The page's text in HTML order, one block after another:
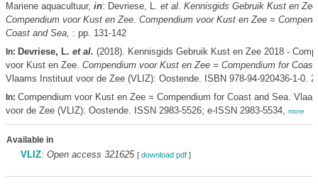
Mariene aquacultuur, in: Devriese, L. et al. Kennisgids Gebruik Kust en
Compendium voor Kust en Zee. Compendium voor Kust en Zee =
Coast and Sea, : pp. 131-142
In: Devriese, L. et al. (2018). Kennisgids Gebruik Kust en Zee 2018 -
voor Kust en Zee. Compendium voor Kust en Zee = Compendium for Coast
Vlaams Instituut voor de Zee (VLIZ): Oostende. ISBN 978-94-920436-1-0.
In: Compendium voor Kust en Zee = Compendium for Coast and Sea.
voor de Zee (VLIZ): Oostende. ISSN 2983-5526; e-ISSN 2983-5534, more
Available in
VLIZ: Open access 321625 [ download pdf]